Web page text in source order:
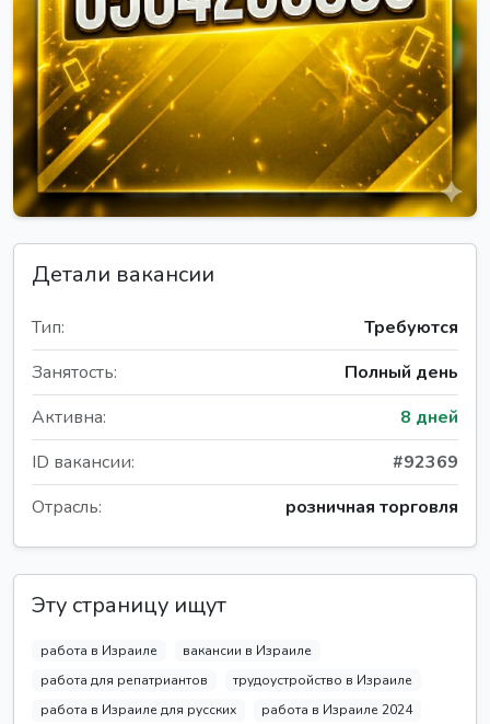
Детали вакансии
Тип:
Требуются
Занятость:
Полный день
Активна:
8 дней
ID вакансии:
#92369
Отрасль:
розничная торговля
Эту страницу ищут
работа в Израиле
вакансии в Израиле
работа для репатриантов
трудоустройство в Израиле
работа в Израиле для русских
работа в Израиле 2024